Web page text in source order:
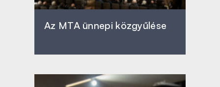
Az MTA ünnepi közgyűlése